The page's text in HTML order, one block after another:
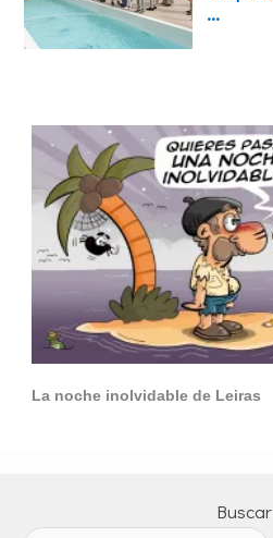
La noche inolvidable de Leiras
Buscar